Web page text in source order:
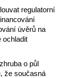
regulatorní
úvěrů na
ochladit
o půl
že současná